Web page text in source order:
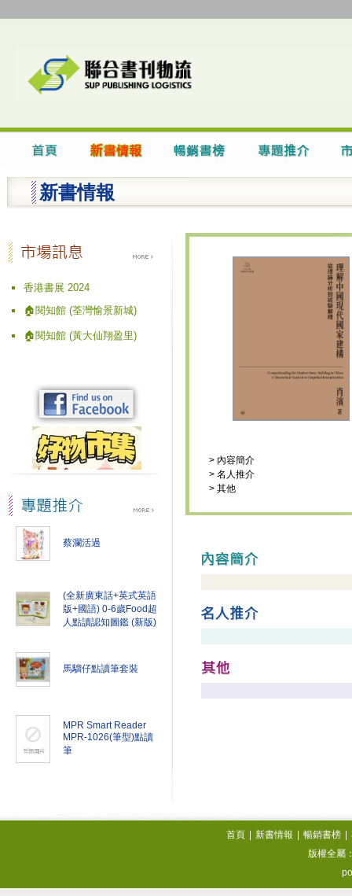
新書情報
香港書展 2024
🏠閱知館 (荃灣愉景新城)
🏠閱知館 (黃大仙翔盈里)
蔡瀾活過
(全新廣東話+英式英語
版+國語) 0-6歲Food超
人點讀認知圖鑑 (新版)
馬騮仔點讀筆套裝
MPR Smart Reader
MPR-1026(筆型)點讀
筆
> 內容簡介
> 名人推介
> 其他
首頁 新書情報 暢銷書榜
版權全屬